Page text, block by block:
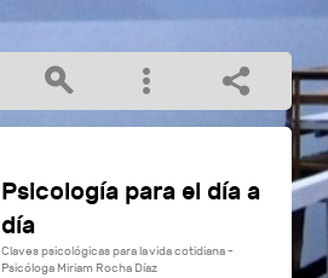
Psicología para el día a
día
Claves psicológicas para la vida cotidiana -
Psicóloga Miriam Rocha Díaz